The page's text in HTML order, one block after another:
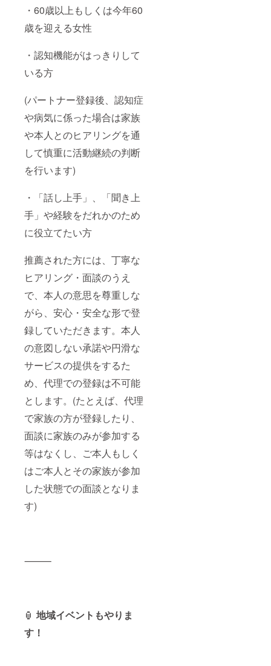
・60歳以上もしくは今年60
歳を迎える女性
・認知機能がはっきりして
いる方
(パートナー登録後、認知症
や病気に係った場合は家族
や本人とのヒアリングを通
して慎重に活動継続の判断
を行います)
・「話し上手」、「聞き上
手」や経験をだれかのため
に役立てたい方
推薦された方には、丁寧な
ヒアリング・面談のうえ
で、本人の意思を尊重しな
がら、安心・安全な形で登
録していただきます。本人
の意図しない承諾や円滑な
サービスの提供をするた
め、代理での登録は不可能
とします。(たとえば、代理
で家族の方が登録したり、
面談に家族のみが参加する
等はなくし、ご本人もしく
はご本人とその家族が参加
した状態での面談となりま
す)
⸻
🏮 地域イベントもやりま
す！